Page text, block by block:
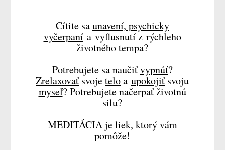
Cítite saunavení, psychicky
vyčerpanía vyflusnutí z rýchleho
životného tempa?
Potrebujete sa naučiťvypnúť?
Zrelaxovaťsvojeteloa upokojiťsvoju
myseľ? Potrebujete načerpať životnú
silu?
MEDITÁCIA je liek, ktorý vám
pomôže!